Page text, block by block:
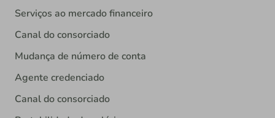
Serviços ao mercado financeiro
Canal do consorciado
Mudança de número de conta
Agente credenciado
Canal do consorciado